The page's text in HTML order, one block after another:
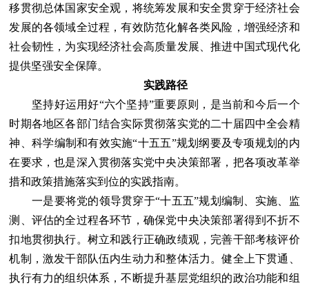
移贯彻总体国家安全观，将统筹发展和安全贯穿于经济社会
发展的各领域全过程，有效防范化解各类风险，增强经济和
社会韧性，为实现经济社会高质量发展、推进中国式现代化
提供坚强安全保障。
实践路径
坚持好运用好“六个坚持”重要原则，是当前和今后一个
时期各地区各部门结合实际贯彻落实党的二十届四中全会精
神、科学编制和有效实施“十五五”规划纲要及专项规划的内
在要求，也是深入贯彻落实党中央决策部署，把各项改革举
措和政策措施落实到位的实践指南。
一是要将党的领导贯穿于“十五五”规划编制、实施、监
测、评估的全过程各环节，确保党中央决策部署得到不折不
扣地贯彻执行。树立和践行正确政绩观，完善干部考核评价
机制，激发干部队伍内生动力和整体活力。健全上下贯通、
执行有力的组织体系，不断提升基层党组织的政治功能和组